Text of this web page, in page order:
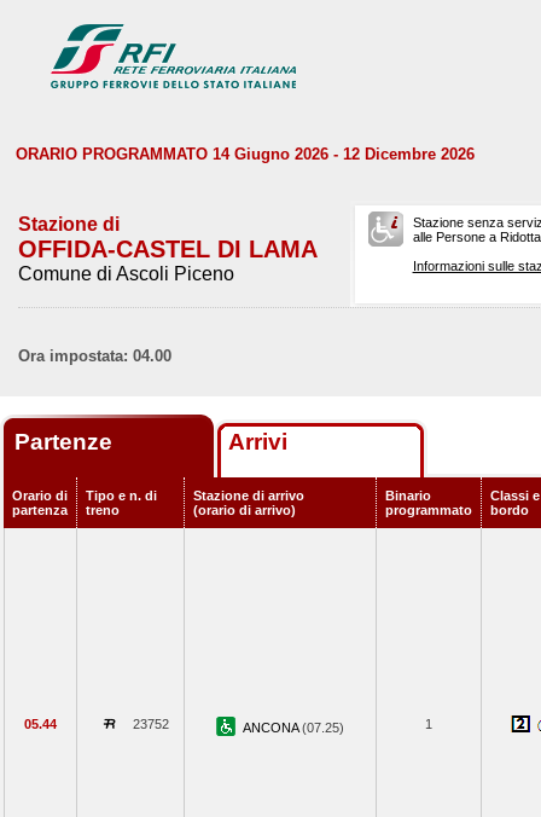
ORARIO PROGRAMMATO 14 Giugno 2026 - 12 Dicembre 2026
Stazione di
OFFIDA-CASTEL DI LAMA
Comune di Ascoli Piceno
Stazione senza
alle Persone a
Informazioni sulle
Ora impostata: 04.00
Partenze Arrivi
Orario di
partenza
Tipo e n. di
treno
Stazione di arrivo
(orario di arrivo)
Binario
programmato
Classi
bordo
05.44 23752 ANCONA(07.25) 1